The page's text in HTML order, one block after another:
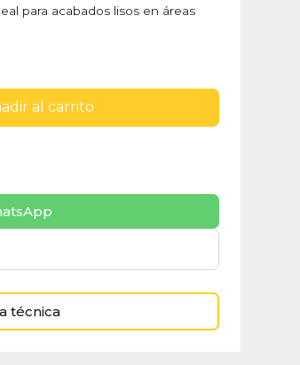
para acabados lisos en áreas
al carrito
técnica